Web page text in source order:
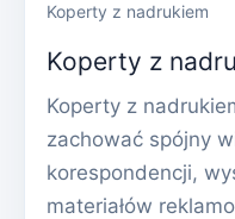
Koperty z nadrukiem
Koperty z
Koperty z
zachować spójny
korespondencji,
materiałów